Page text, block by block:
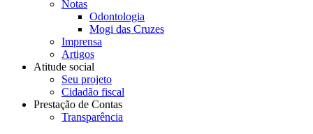
Notas
Odontologia
Mogi das Cruzes
Imprensa
Artigos
Atitude social
Seu projeto
Cidadão fiscal
Prestação de Contas
Transparência